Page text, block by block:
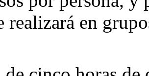
realizará en